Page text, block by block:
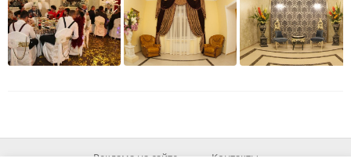
Реклама на сайте Контакты